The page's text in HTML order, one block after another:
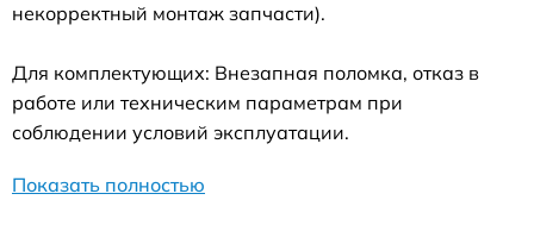
некорректный монтаж запчасти).
Для комплектующих: Внезапная поломка, отказ в
работе или техническим параметрам при
соблюдении условий эксплуатации.
Показать полностью